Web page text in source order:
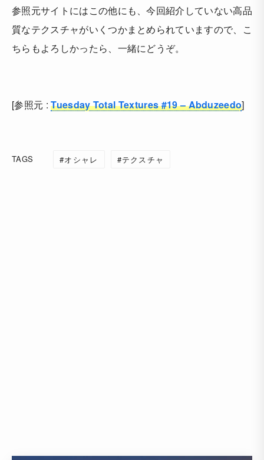
参照元サイトにはこの他にも、今回紹介していない高品
質なテクスチャがいくつかまとめられていますので、こ
ちらもよろしかったら、一緒にどうぞ。
[参照元 :Tuesday Total Textures #19 – Abduzeedo]
TAGS オシャレ テクスチャ